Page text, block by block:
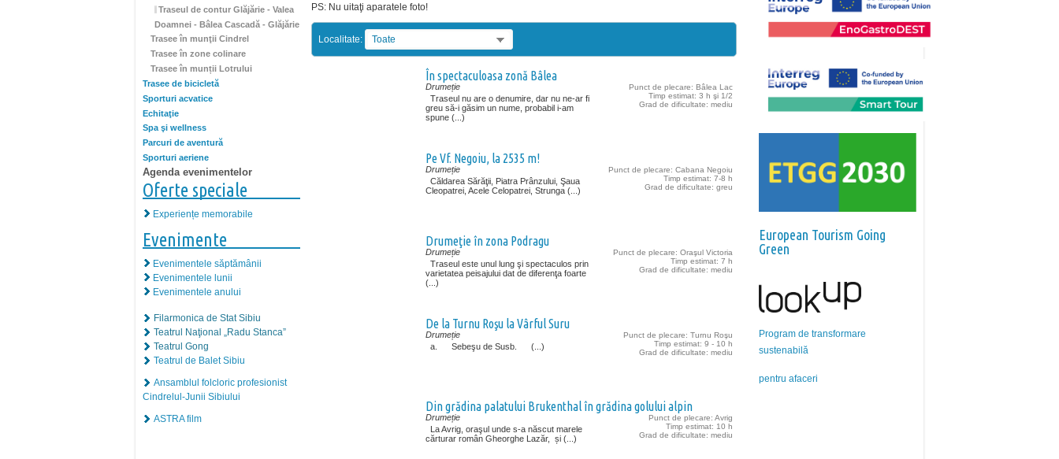
Traseul de contur Glăjărie - Valea
Doamnei - Bâlea Cascadă - Glăjărie
Trasee în munţii Cindrel
Trasee în zone colinare
Trasee în munții Lotrului
Trasee de bicicletă
Sporturi acvatice
Echitaţie
Spa şi wellness
Parcuri de aventură
Sporturi aeriene
Agenda evenimentelor
Oferte speciale
Experiențe memorabile
Evenimente
Evenimentele săptămânii
Evenimentele lunii
Evenimentele anului
Filarmonica de Stat Sibiu
Teatrul Naţional „Radu Stanca”
Teatrul Gong
Teatrul de Balet Sibiu
Ansamblul folcloric profesionist
Cindrelul-Junii Sibiului
ASTRA film
PS: Nu uitaţi aparatele foto!
Localitate: Toate
În spectaculoasa zonă Bâlea
Punct de plecare: Bâlea Lac
Timp estimat: 3 h şi 1/2
Grad de dificultate: mediu
Drumeție
Traseul nu are o denumire, dar nu ne-ar fi
greu să-i găsim un nume, probabil i-am
spune (...)
Pe Vf. Negoiu, la 2535 m!
Punct de plecare: Cabana Negoiu
Timp estimat: 7-8 h
Grad de dificultate: greu
Drumeție
Căldarea Sărăţii, Piatra Prânzului, Şaua
Cleopatrei, Acele Celopatrei, Strunga (...)
Drumeţie în zona Podragu
Punct de plecare: Oraşul Victoria
Timp estimat: 7 h
Grad de dificultate: mediu
Drumeție
Traseul este unul lung şi spectaculos prin
varietatea peisajului dat de diferenţa foarte
(...)
De la Turnu Roşu la Vârful Suru
Punct de plecare: Turnu Roşu
Timp estimat: 9 - 10 h
Grad de dificultate: mediu
Drumeție
a. Sebeşu de Susb. (...)
Din grădina palatului Brukenthal în grădina golului alpin
Punct de plecare: Avrig
Timp estimat: 10 h
Grad de dificultate: mediu
Drumeție
La Avrig, oraşul unde s-a născut marele
cărturar român Gheorghe Lazăr, și (...)
European Tourism Going
Green
Program de transformare
sustenabilă
pentru afaceri